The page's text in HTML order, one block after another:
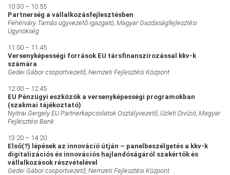
10:30 – 10:55
Partnerség a vállalkozásfejlesztésben
Fehérváry Tamás ügyvezető igazgató, Magyar Gazdaságfejlesztési
Ügynökség
11:00 – 11:45
Versenyképességi források EU társfinanszírozással kkv-k
számára
Gedei Gábor csoportvezető, Nemzeti Fejlesztési Központ
12:00 – 12:45
EU Pénzügyi eszközök a versenyképességi programokban
(szakmai tájékoztató)
Nyitrai Gergely EU Partnerkapcsolatok Osztályvezető, Üzleti Divízió, Magyar
Fejlesztési Bank
13:20 – 14:20
Első(?) lépések az innováció útján – panelbeszélgetés a kkv-k
digitalizációs és innovációs hajlandóságáról szakértők és
vállalkozások részvételével
Gedei Gábor csoportvezető, Nemzeti Fejlesztési Központ